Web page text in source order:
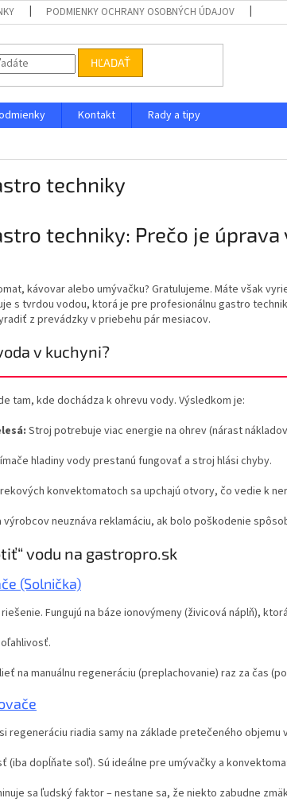
PODMIENKY OCHRANY OSOBNÝCH ÚDAJOV
HĽADAŤ
Kontakt
Rady a tipy
techniky
techniky: Prečo je
kávovar alebo umývačku? Gratulujeme. Máte však
s tvrdou vodou, ktorá je pre profesionálnu gastro
z prevádzky v priebehu pár mesiacov.
v kuchyni?
tam, kde dochádza k ohrevu vody. Výsledkom je:
Stroj potrebuje viac energie na ohrev (nárast
hladiny vody prestanú fungovať a stroj hlási chyby.
konvektomatoch sa upchajú otvory, čo vedie k
výrobcov neuznáva reklamáciu, ak bolo poškodenie
vodu na gastropro.sk
(Solnička)
Fungujú na báze ionovýmeny (živicová náplň),
na manuálnu regeneráciu (preplachovanie) raz za čas
regeneráciu riadia samy na základe pretečeného objemu
(iba dopĺňate soľ). Sú ideálne pre umývačky a
sa ľudský faktor – nestane sa, že niekto zabudne